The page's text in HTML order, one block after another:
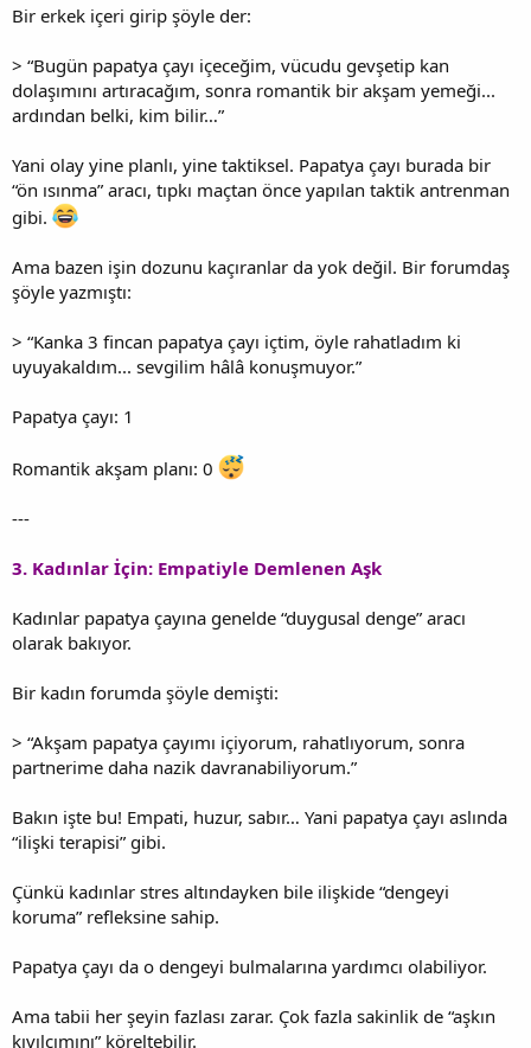
Bir erkek içeri girip şöyle der:
> “Bugün papatya çayı içeceğim, vücudu gevşetip kan
dolaşımını artıracağım, sonra romantik bir akşam yemeği...
ardından belki, kim bilir…”
Yani olay yine planlı, yine taktiksel. Papatya çayı burada bir
“ön ısınma” aracı, tıpkı maçtan önce yapılan taktik antrenman
gibi.
Ama bazen işin dozunu kaçıranlar da yok değil. Bir forumdaş
şöyle yazmıştı:
> “Kanka 3 fincan papatya çayı içtim, öyle rahatladım ki
uyuyakaldım... sevgilim hâlâ konuşmuyor.”
Papatya çayı: 1
Romantik akşam planı: 0
---
3. Kadınlar İçin: Empatiyle Demlenen Aşk
Kadınlar papatya çayına genelde “duygusal denge” aracı
olarak bakıyor.
Bir kadın forumda şöyle demişti:
> “Akşam papatya çayımı içiyorum, rahatlıyorum, sonra
partnerime daha nazik davranabiliyorum.”
Bakın işte bu! Empati, huzur, sabır… Yani papatya çayı aslında
“ilişki terapisi” gibi.
Çünkü kadınlar stres altındayken bile ilişkide “dengeyi
koruma” refleksine sahip.
Papatya çayı da o dengeyi bulmalarına yardımcı olabiliyor.
Ama tabii her şeyin fazlası zarar. Çok fazla sakinlik de “aşkın
kıvılcımını” köreltebilir.